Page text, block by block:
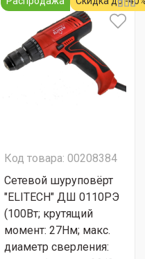
Код товара: 00208384
Сетевой шуруповёрт
"ELITECH" ДШ 0110РЭ
(100Вт; крутящий
момент: 27Нм; макс.
диаметр сверления: